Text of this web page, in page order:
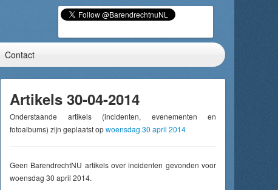
Contact
Artikels 30-04-2014
Onderstaande artikels (incidenten, evenementen en
fotoalbums) zijn geplaatst opwoensdag 30 april 2014
Geen BarendrechtNU artikels over incidenten gevonden voor
woensdag 30 april 2014.